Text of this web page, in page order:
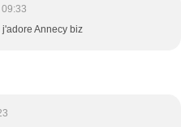
Annecy biz